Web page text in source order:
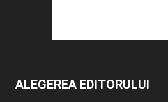
ALEGEREA EDITORULUI